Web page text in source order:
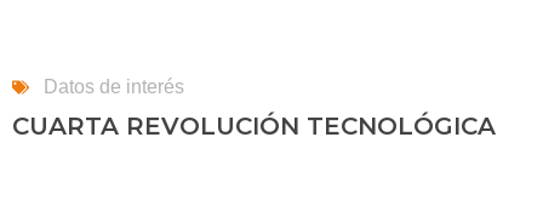
Datos de interés
CUARTA REVOLUCIÓN TECNOLÓGICA